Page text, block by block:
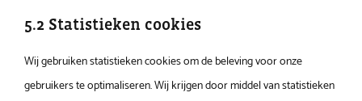
5.2 Statistieken cookies
Wij gebruiken statistieken cookies om de beleving voor onze
gebruikers te optimaliseren. Wij krijgen door middel van statistieken